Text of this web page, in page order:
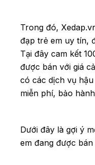
Trong đó,
đạp trẻ em uy tín,
Tại đây cam kết
được bán với giá
có các dịch vụ
miễn phí, bảo
Dưới đây là gợi ý
em đang được